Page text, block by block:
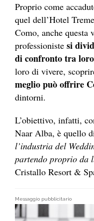
Proprio come
quel dell’Hotel
Como, anche
professioniste si
di confronto tra
loro di vivere,
meglio può offrire
dintorni.
L’obiettivo, infatti,
Naar Alba, è quello
l’industria del
partendo proprio da
Cristallo Resort &
Messaggio pubblicitario